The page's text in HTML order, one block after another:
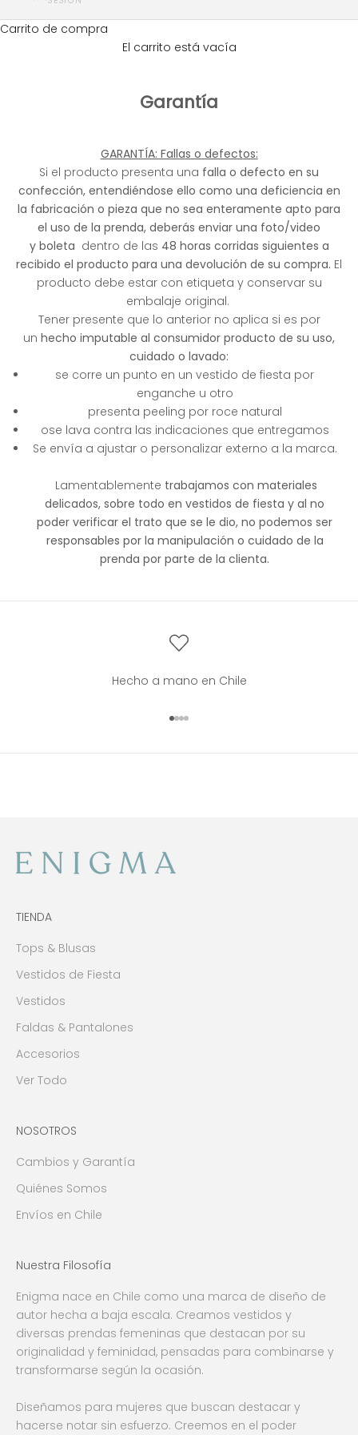
Carrito de compra
El carrito está vacía
Garantía
GARANTÍA: Fallas o defectos:
Si el producto presenta una falla o defecto en su
confección, entendiéndose ello como una deficiencia en
la fabricación o pieza que no sea enteramente apto para
el uso de la prenda, deberás enviar una foto/video
y boleta dentro de las 48 horas corridas siguientes a
recibido el producto para una devolución de su compra. El
producto debe estar con etiqueta y conservar su
embalaje original.
Tener presente que lo anterior no aplica si es por
un hecho imputable al consumidor producto de su uso,
cuidado o lavado:
se corre un punto en un vestido de fiesta por
enganche u otro
presenta peeling por roce natural
ose lava contra las indicaciones que entregamos
Se envía a ajustar o personalizar externo a la marca.
Lamentablemente trabajamos con materiales
delicados, sobre todo en vestidos de fiesta y al no
poder verificar el trato que se le dio, no podemos ser
responsables por la manipulación o cuidado de la
prenda por parte de la clienta.
Hecho a mano en Chile
Ir al artículo 1
Ir al artículo 2
Ir al artículo 3
Ir al artículo 4
TIENDA
Tops & Blusas
Vestidos de Fiesta
Vestidos
Faldas & Pantalones
Accesorios
Ver Todo
NOSOTROS
Cambios y Garantía
Quiénes Somos
Envíos en Chile
Nuestra Filosofía
Enigma nace en Chile como una marca de diseño de
autor hecha a baja escala. Creamos vestidos y
diversas prendas femeninas que destacan por su
originalidad y feminidad, pensadas para combinarse y
transformarse según la ocasión.
Diseñamos para mujeres que buscan destacar y
hacerse notar sin esfuerzo. Creemos en el poder